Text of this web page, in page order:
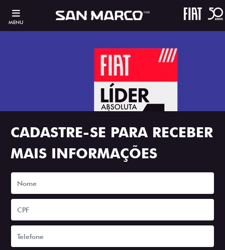
MENU
CADASTRE-SE PARA RECEBER
MAIS INFORMAÇÕES